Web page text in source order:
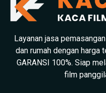
Layanan jasa
dan rumah dengan harga
GARANSI 100%. Siap
film